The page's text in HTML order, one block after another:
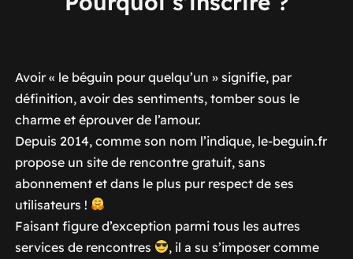
Avoir « le béguin pour quelqu’un » signifie, par
définition, avoir des sentiments, tomber sous le
charme et éprouver de l’amour.
Depuis 2014, comme son nom l’indique, le-beguin.fr
propose un site de rencontre gratuit, sans
abonnement et dans le plus pur respect de ses
utilisateurs !
Faisant figure d’exception parmi tous les autres
services de rencontres
, il a su s’imposer comme